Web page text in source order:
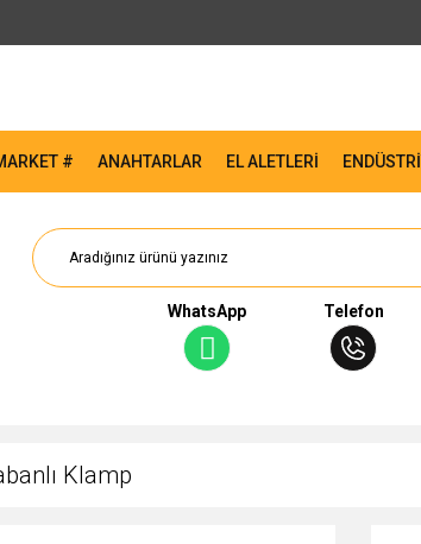
# ANAHTARLAR EL ALETLERİ
WhatsApp Telefon
Klamp